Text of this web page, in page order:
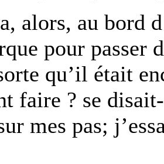
alors, au bord
pour passer
qu’il était
faire ? se
mes pas;